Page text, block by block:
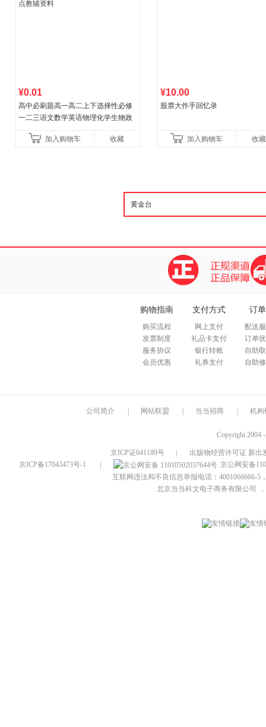
¥0.01
高中必刷题高一高二上下选择性必修
一二三语文数学英语物理化学生物政
教辅资料加入购物车 收藏
¥10.00
股票大作手回忆录
加入购物车 收藏
购物指南
购买流程
发票制度
服务协议
会员优惠
支付方式
网上支付
礼品卡支付
银行转账
礼券支付
订
配送
订单
自助
自助
公司简介 网站联盟 当当招商 机构
Copyright 2004
京ICP证041189号
出版物经营许可证 新出
京ICP备17043473号-1
京公网安备
互联网违法和不良信息举报电话：4001066666-5
北京当当科文电子商务有限公司